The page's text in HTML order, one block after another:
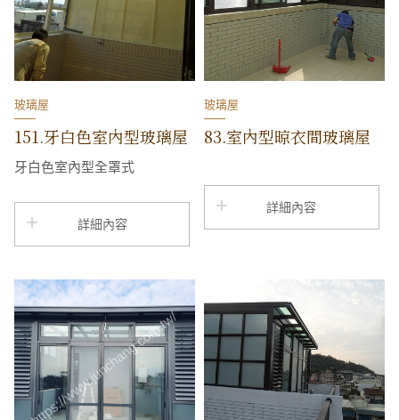
玻璃屋
151.牙白色室內型玻璃屋
牙白色室內型全罩式
詳細內容
玻璃屋
83.室內型晾衣間玻璃屋
詳細內容